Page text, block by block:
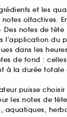
et les
olfactives.
Des notes de tête
l’application du
dans les
de fond :
à la durée totale
puisse
les notes de
aquatiques,